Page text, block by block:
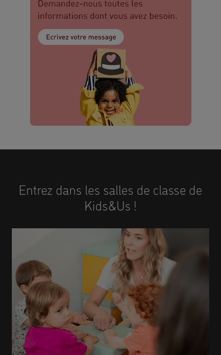
Entrez dans les salles de classe de
Kids&Us !